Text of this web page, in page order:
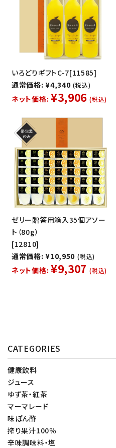
いろどりギフトC-7[11585]
通常価格: ¥4,340 (税込)
ネット価格: ¥3,906 (税込)
ゼリー贈答用箱入35個アソー
ト（80g）
[12810]
通常価格: ¥10,950 (税込)
ネット価格: ¥9,307 (税込)
CATEGORIES
健康飲料
ジュース
ゆず茶・紅茶
マーマレード
味ぽん酢
搾り果汁100％
辛味調味料・塩